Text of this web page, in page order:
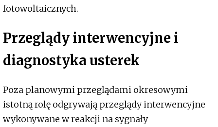
fotowoltaicznych.
Przeglądy interwencyjne i
diagnostyka usterek
Poza planowymi przeglądami okresowymi
istotną rolę odgrywają przeglądy interwencyjne
wykonywane w reakcji na sygnały